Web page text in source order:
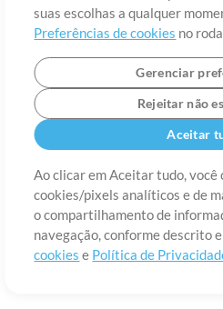
suas escolhas a qualquer
Preferências de cookies no
Gerenciar
Rejeitar não
Aceitar
Ao clicar em Aceitar tudo, você
cookies/pixels analíticos e de
o compartilhamento de
navegação, conforme descrito
cookies e Política de